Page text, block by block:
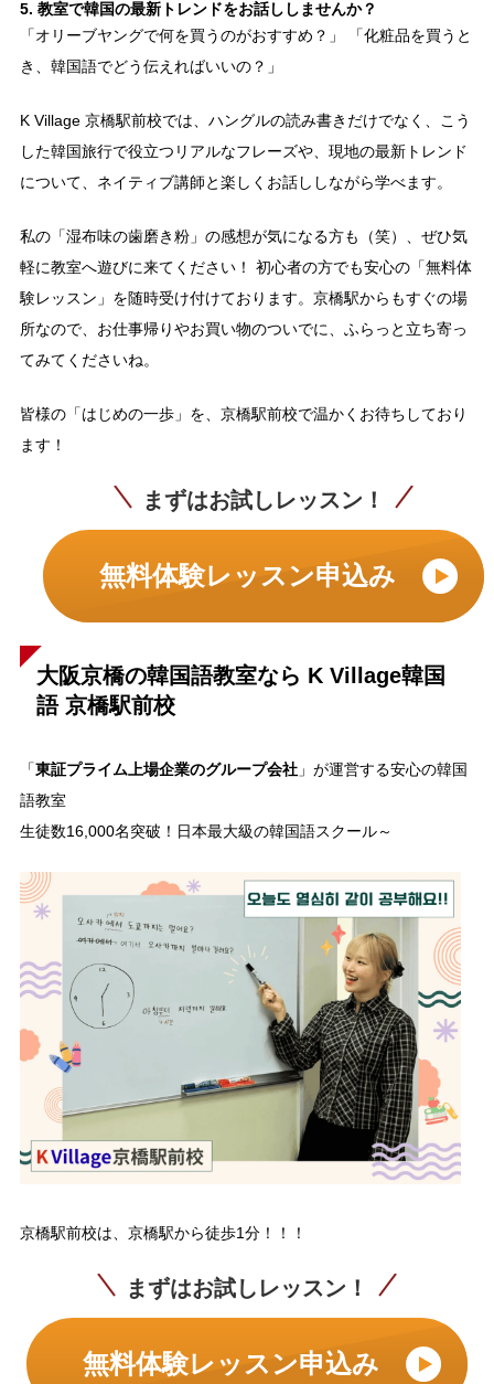
5. 教室で韓国の最新トレンドをお話ししませんか？
「オリーブヤングで何を買うのがおすすめ？」 「化粧品を買うと
き、韓国語でどう伝えればいいの？」
K Village 京橋駅前校では、ハングルの読み書きだけでなく、こう
した韓国旅行で役立つリアルなフレーズや、現地の最新トレンド
について、ネイティブ講師と楽しくお話ししながら学べます。
私の「湿布味の歯磨き粉」の感想が気になる方も（笑）、ぜひ気
軽に教室へ遊びに来てください！ 初心者の方でも安心の「無料体
験レッスン」を随時受け付けております。京橋駅からもすぐの場
所なので、お仕事帰りやお買い物のついでに、ふらっと立ち寄っ
てみてくださいね。
皆様の「はじめの一歩」を、京橋駅前校で温かくお待ちしており
ます！
まずはお試しレッスン！
無料体験レッスン申込み
大阪京橋の韓国語教室なら K Village韓国
語 京橋駅前校
「 東証プライム上場企業のグループ会社」が運営する安心の韓国
語教室
生徒数16,000名突破！日本最大級の韓国語スクール～
京橋駅前校は、京橋駅から徒歩1分！！！
まずはお試しレッスン！
無料体験レッスン申込み